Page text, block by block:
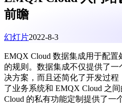
前瞻
幻灯片2022-8-3
EMQX Cloud 数据集成用于配
的规则。数据集成不仅提供了
决方案，而且还简化了开发过
了业务系统和 EMQX Cloud 之
Cloud 的私有功能定制提供了一